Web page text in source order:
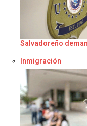
Salvadoreño
Respecto a
Inmigración